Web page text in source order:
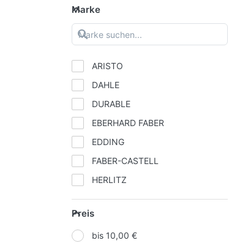
Marke
ARISTO
DAHLE
DURABLE
EBERHARD FABER
EDDING
FABER-CASTELL
HERLITZ
IDENA
KORES
LAMY
Preis
bis 10,00 €